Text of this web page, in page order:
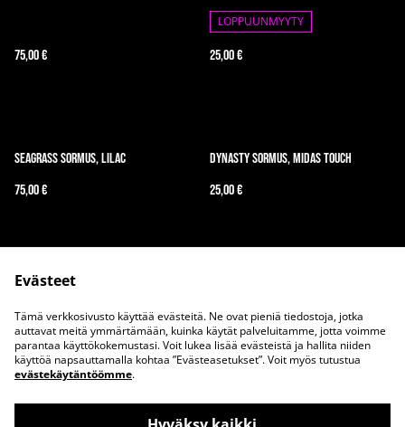
75,00 €
LOPPUUNMYYTY
25,00 €
Seagrass sormus, Lilac
75,00 €
Dynasty sormus, Midas Touch
25,00 €
Ota meihin yhteyttä
Juridiset ehdot
Tietosuojakäytäntö
Evästeet
Tämä verkkosivusto käyttää evästeitä. Ne ovat pieniä tiedostoja, jotka
auttavat meitä ymmärtämään, kuinka käytät palveluitamme, jotta voimme
parantaa käyttökokemustasi. Voit lukea lisää evästeistä ja hallita niiden
käyttöä napsauttamalla kohtaa ”Evästeasetukset”. Voit myös tutustua
evästekäytäntöömme.